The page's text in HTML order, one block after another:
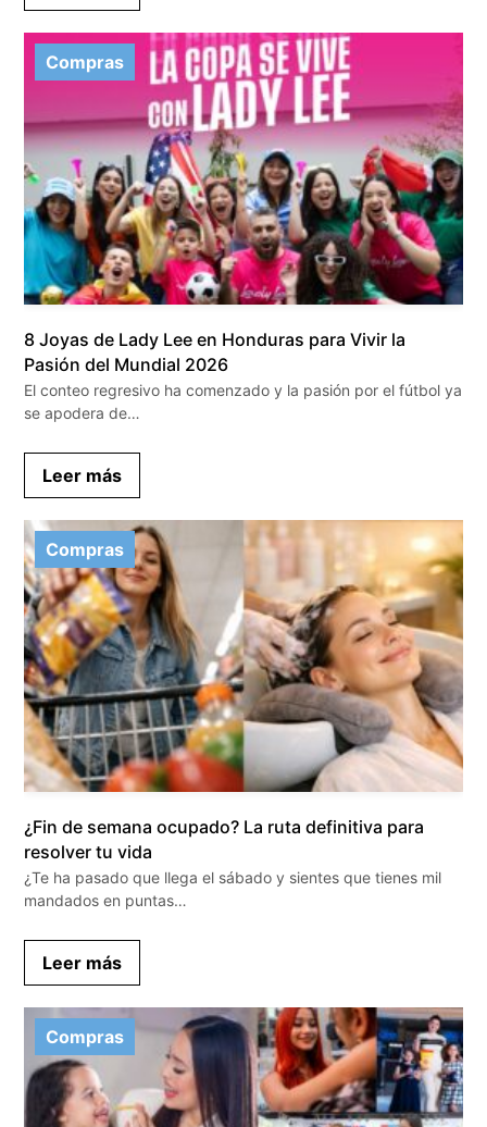
Compras
8 Joyas de Lady Lee en Honduras para Vivir la
Pasión del Mundial 2026
El conteo regresivo ha comenzado y la pasión por el fútbol ya
se apodera de…
Leer más
Compras
¿Fin de semana ocupado? La ruta definitiva para
resolver tu vida
¿Te ha pasado que llega el sábado y sientes que tienes mil
mandados en puntas…
Leer más
Compras